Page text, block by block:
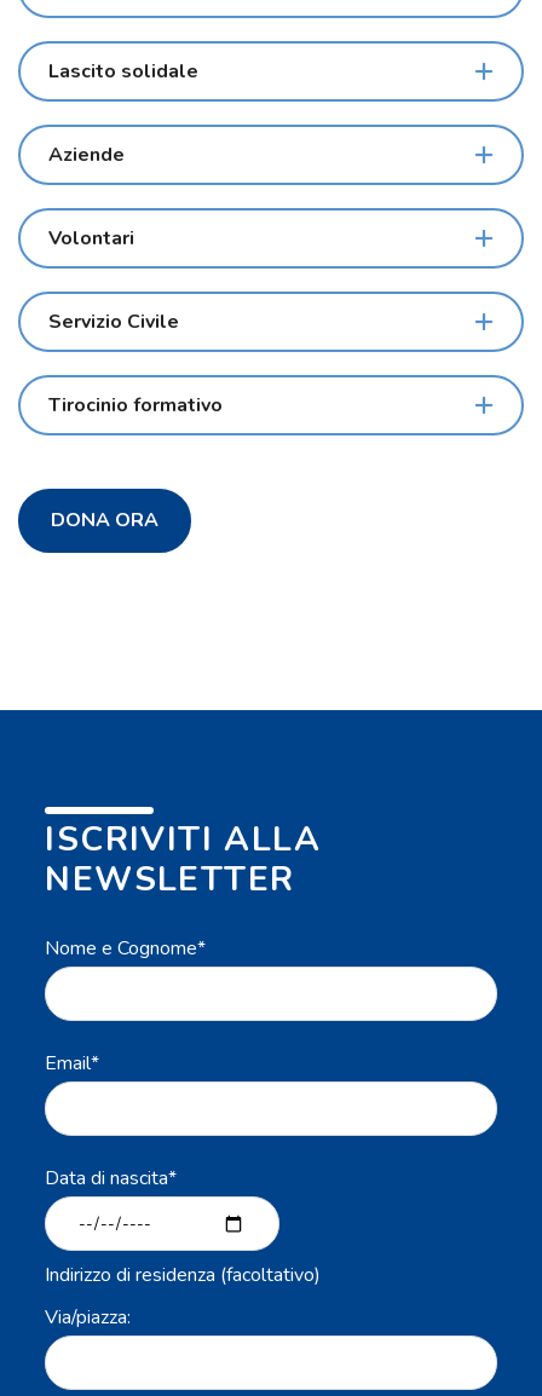
Lascito solidale
Aziende
Volontari
Servizio Civile
Tirocinio formativo
DONA ORA
ISCRIVITI ALLA
NEWSLETTER
Nome e Cognome*
Email*
Data di nascita*
Indirizzo di residenza (facoltativo)
Via/piazza: